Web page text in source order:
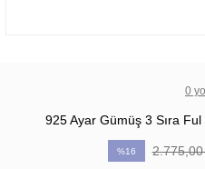
0
925 Ayar Gümüş 3 Sıra Ful
%16